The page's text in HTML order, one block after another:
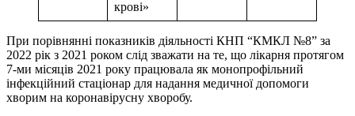
крові»
При порівнянні показників діяльності КНП “КМКЛ №8” за
2022 рік з 2021 роком слід зважати на те, що лікарня протягом
7-ми місяців 2021 року працювала як монопрофільний
інфекційний стаціонар для надання медичної допомоги
хворим на коронавірусну хворобу.